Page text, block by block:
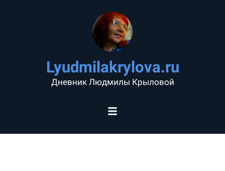
Lyudmilakrylova.ru
Дневник Людмилы Крыловой